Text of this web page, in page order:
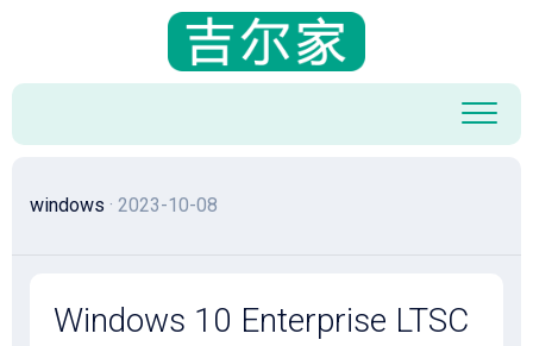
容
windows · 2023-10-08
Windows 10 Enterprise LTSC